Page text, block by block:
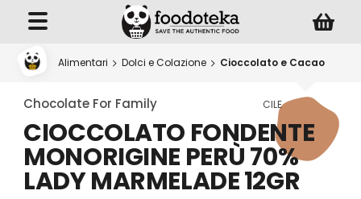
Alimentari Dolci e Colazione Cioccolato e Cacao
Chocolate For Family CILE
CIOCCOLATO FONDENTE
MONORIGINE PERÙ 70%
LADY MARMELADE 12GR